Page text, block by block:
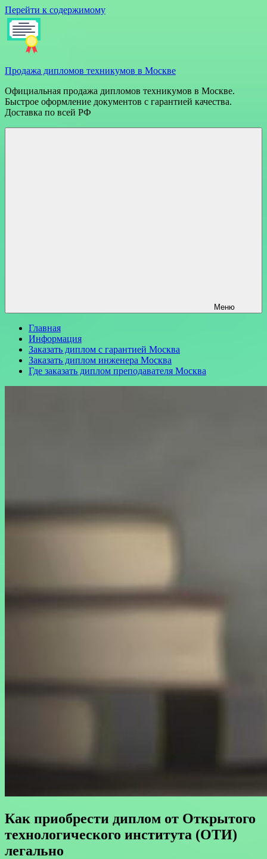
Перейти к содержимому
Продажа дипломов техникумов в Москве
Официальная продажа дипломов техникумов в Москве.
Быстрое оформление документов с гарантией качества.
Доставка по всей РФ
Меню
Главная
Информация
Заказать диплом с гарантией Москва
Заказать диплом инженера Москва
Где заказать диплом преподавателя Москва
Как приобрести диплом от Открытого
технологического института (ОТИ)
легально